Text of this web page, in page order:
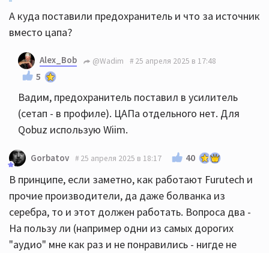
А куда поставили предохранитель и что за источник
вместо цапа?
Alex_Bob @Wadim 25 апреля 2025 в 17:48
5
Вадим, предохранитель поставил в усилитель
(сетап - в профиле). ЦАПа отдельного нет. Для
Qobuz использую Wiim.
Gorbatov 25 апреля 2025 в 18:17 40
В принципе, если заметно, как работают Furutech и
прочие производители, да даже болванка из
серебра, то и этот должен работать. Вопроса два -
На пользу ли (например одни из самых дорогих
"аудио" мне как раз и не понравились - нигде не